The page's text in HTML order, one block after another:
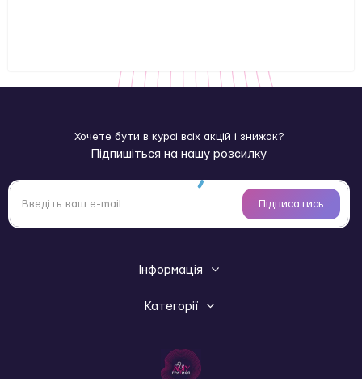
Хочете бути в курсі всіх акцій і знижок?
Підпишіться на нашу розсилку
Підписатись
Інформація
Категорії